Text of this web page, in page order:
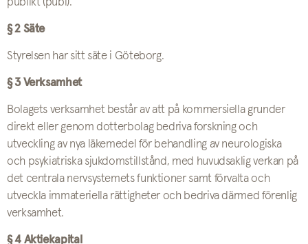
§ 2 Säte
Styrelsen har sitt säte i Göteborg.
§ 3 Verksamhet
Bolagets verksamhet består av att på kommersiella grunder
direkt eller genom dotterbolag bedriva forskning och
utveckling av nya läkemedel för behandling av neurologiska
och psykiatriska sjukdomstillstånd, med huvudsaklig verkan på
det centrala nervsystemets funktioner samt förvalta och
utveckla immateriella rättigheter och bedriva därmed förenlig
verksamhet.
§ 4 Aktiekapital